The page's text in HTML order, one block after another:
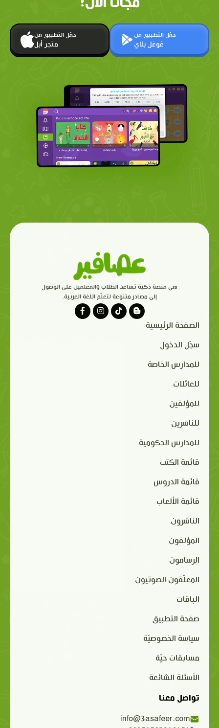
حمّل التطبيق من
متجر أبل
حمّل التطبيق من
غوغل بلاي
هي منصة ذكية تساعد الطلاب والمعلمين على الوصول
إلى مصادر متنوعة لتعلّم اللغة العربية.
الصفحة الرئيسية
سجّل الدخول
للمدارس الخاصة
للعائلات
للمؤلفين
للناشرين
للمدارس الحكومية
قائمة الكتب
قائمة الدروس
قائمة الألعاب
الناشرون
المؤلفون
الرسامون
المعلّقون الصوتيون
الباقات
صفحة التطبيق
سياسة الخصوصيّة
مسابقات حيّة
الأسئلة الشائعة
تواصل معنا
info@3asafeer.com